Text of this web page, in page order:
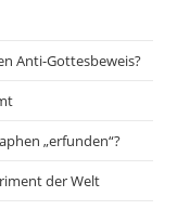
Anti-Gottesbeweis?
„erfunden“?
der Welt